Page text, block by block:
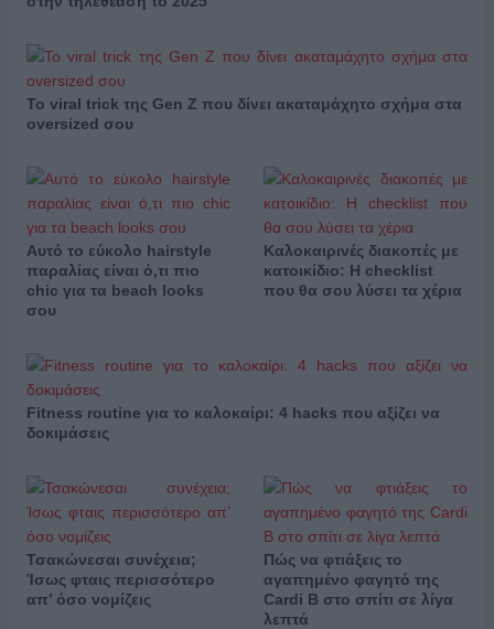
Το viral trick της Gen Z που δίνει ακαταμάχητο σχήμα στα
oversized σου
Αυτό το εύκολο hairstyle
παραλίας είναι ό,τι πιο
chic για τα beach looks
σου
Καλοκαιρινές διακοπές με
κατοικίδιο: Η checklist
που θα σου λύσει τα χέρια
Fitness routine για το καλοκαίρι: 4 hacks που αξίζει να
δοκιμάσεις
Τσακώνεσαι συνέχεια;
Ίσως φταις περισσότερο
απ’ όσο νομίζεις
Πώς να φτιάξεις το
αγαπημένο φαγητό της
Cardi B στο σπίτι σε λίγα
λεπτά